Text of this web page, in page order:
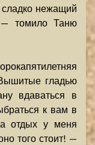
сладко нежащий
— томило Таню
гладью
вдаваться в
к вам в
отдых у меня
того стоит! —